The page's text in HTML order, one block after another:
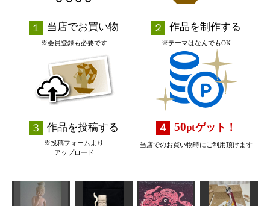
当店でお買い物
※会員登録も必要です
作品を制作する
※テーマはなんでもOK
作品を投稿する
※投稿フォームより
アップロード
50ptゲット！
当店でのお買い物時にご利用頂けます